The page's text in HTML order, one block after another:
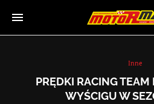
Inne
PRĘDKI RACING
WYŚCIGU W